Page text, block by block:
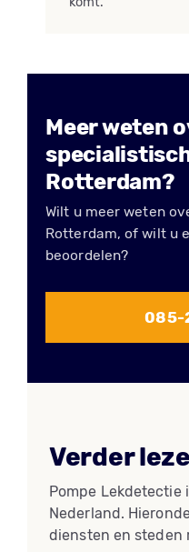
Meer weten
Rotterdam?
Wilt u meer weten
Rotterdam, of wilt u
beoordelen?
085-
Verder
Pompe Lekdetectie
Nederland.
diensten en steden